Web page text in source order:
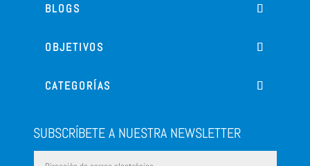
BLOGS
OBJETIVOS
CATEGORÍAS
SUBSCRÍBETE A NUESTRA NEWSLETTER